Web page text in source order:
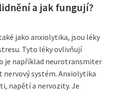
a jak fungují?
jako anxiolytika, jsou léky
Tyto léky ovlivňují
je například neurotransmiter
nervový systém. Anxiolytika
napětí a nervozity. Je